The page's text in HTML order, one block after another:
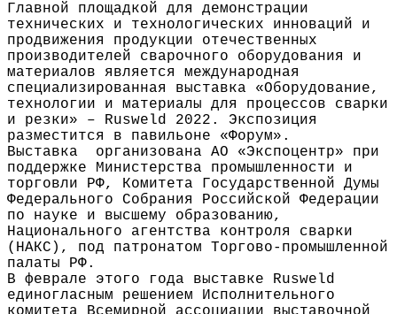
Главной площадкой для демонстрации
технических и технологических инноваций и
продвижения продукции отечественных
производителей сварочного оборудования и
материалов является международная
специализированная выставка «Оборудование,
технологии и материалы для процессов сварки
и резки» – Rusweld 2022. Экспозиция
разместится в павильоне «Форум».
Выставка организована АО «Экспоцентр» при
поддержке Министерства промышленности и
торговли РФ, Комитета Государственной Думы
Федерального Собрания Российской Федерации
по науке и высшему образованию,
Национального агентства контроля сварки
(НАКС), под патронатом Торгово-промышленной
палаты РФ.
В феврале этого года выставке Rusweld
единогласным решением Исполнительного